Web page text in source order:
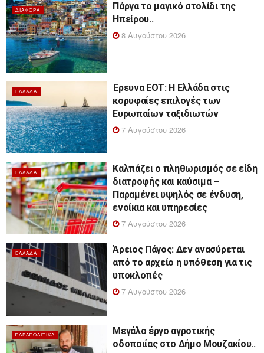
ΔΙΆΦΟΡΑ
Πάργα το μαγικό στολίδι της
Ηπείρου..
8 Αυγούστου 2026
ΕΛΛΆΔΑ
Έρευνα ΕΟΤ: Η Ελλάδα στις
κορυφαίες επιλογές των
Ευρωπαίων ταξιδιωτών
7 Αυγούστου 2026
ΕΛΛΆΔΑ
Καλπάζει ο πληθωρισμός σε είδη
διατροφής και καύσιμα –
Παραμένει υψηλός σε ένδυση,
ενοίκια και υπηρεσίες
7 Αυγούστου 2026
ΕΛΛΆΔΑ
Άρειος Πάγος: Δεν ανασύρεται
από το αρχείο η υπόθεση για τις
υποκλοπές
7 Αυγούστου 2026
ΠΑΡΑΠΟΛΙΤΙΚΆ
Μεγάλο έργο αγροτικής
οδοποιίας στο Δήμο Μουζακίου..